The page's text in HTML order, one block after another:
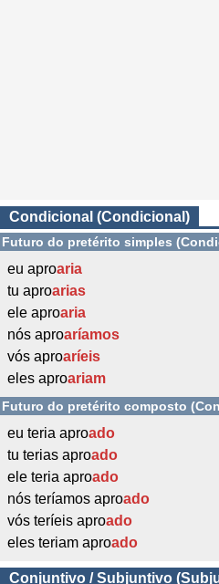
Condicional (Condicional)
Futuro do pretérito simples
eu aproaria
tu aproarias
ele aproaria
nós aproaríamos
vós aproaríeis
eles aproariam
Futuro do pretérito composto
eu teria aproado
tu terias aproado
ele teria aproado
nós teríamos aproado
vós teríeis aproado
eles teriam aproado
Conjuntivo / Subjuntivo